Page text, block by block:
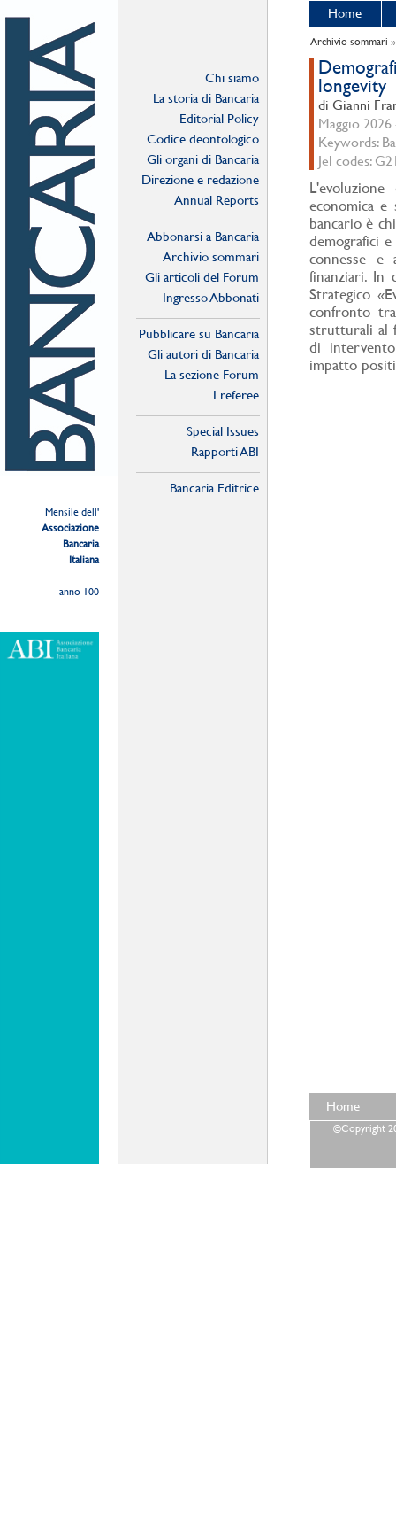
Mensile dell'
Associazione
Bancaria
Italiana
anno 100
Chi siamo
La storia di Bancaria
Editorial Policy
Codice deontologico
Gli organi di Bancaria
Direzione e redazione
Annual Reports
Abbonarsi a Bancaria
Archivio sommari
Gli articoli del Forum
Ingresso Abbonati
Pubblicare su Bancaria
Gli autori di Bancaria
La sezione Forum
I referee
Special Issues
Rapporti ABI
Bancaria Editrice
Home
Archivio sommari
longevity
di Gianni
Maggio 2026
Keywords:
Jel codes:
economica
bancario è
demografici
connesse e
finanziari. In
Strategico
confronto
strutturali al
di
impatto
Home
©Copyright